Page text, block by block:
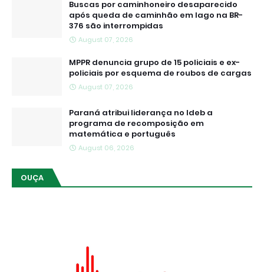
Buscas por caminhoneiro desaparecido
após queda de caminhão em lago na BR-
376 são interrompidas
August 07, 2026
MPPR denuncia grupo de 15 policiais e ex-
policiais por esquema de roubos de cargas
August 07, 2026
Paraná atribui liderança no Ideb a
programa de recomposição em
matemática e português
August 06, 2026
OUÇA